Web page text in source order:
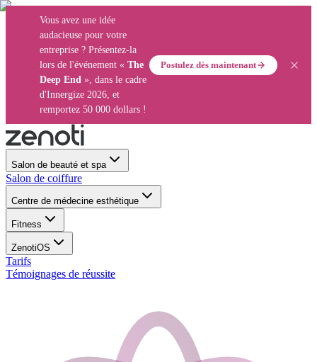
Vous avez une idée
audacieuse pour votre
entreprise ? Présentez-la
lors de l'événement « The
Deep End », dans le cadre
d'Innergize 2026, et
remportez 50 000 dollars !
Postulez dès maintenant
Salon de beauté et spa
Salon de coiffure
Centre de médecine esthétique
Fitness
ZenotiOS
Tarifs
Témoignages de réussite